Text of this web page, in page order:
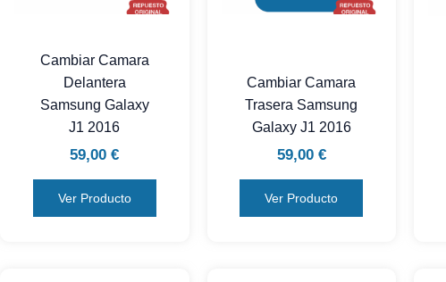
Cambiar Camara
Delantera
Samsung Galaxy
J1 2016
59,00€
Ver Producto
Cambiar Camara
Trasera Samsung
Galaxy J1 2016
59,00 €
Ver Producto